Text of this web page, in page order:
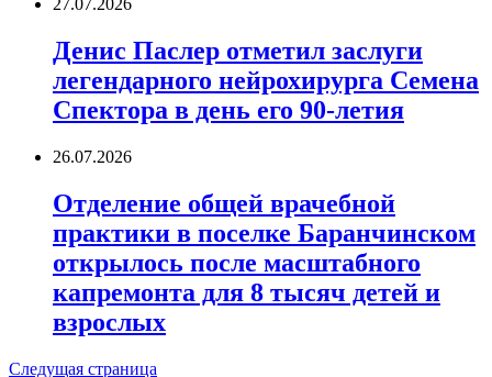
27.07.2026
Денис Паслер отметил заслуги
легендарного нейрохирурга Семена
Спектора в день его 90-летия
26.07.2026
Отделение общей врачебной
практики в поселке Баранчинском
открылось после масштабного
капремонта для 8 тысяч детей и
взрослых
Следущая страница